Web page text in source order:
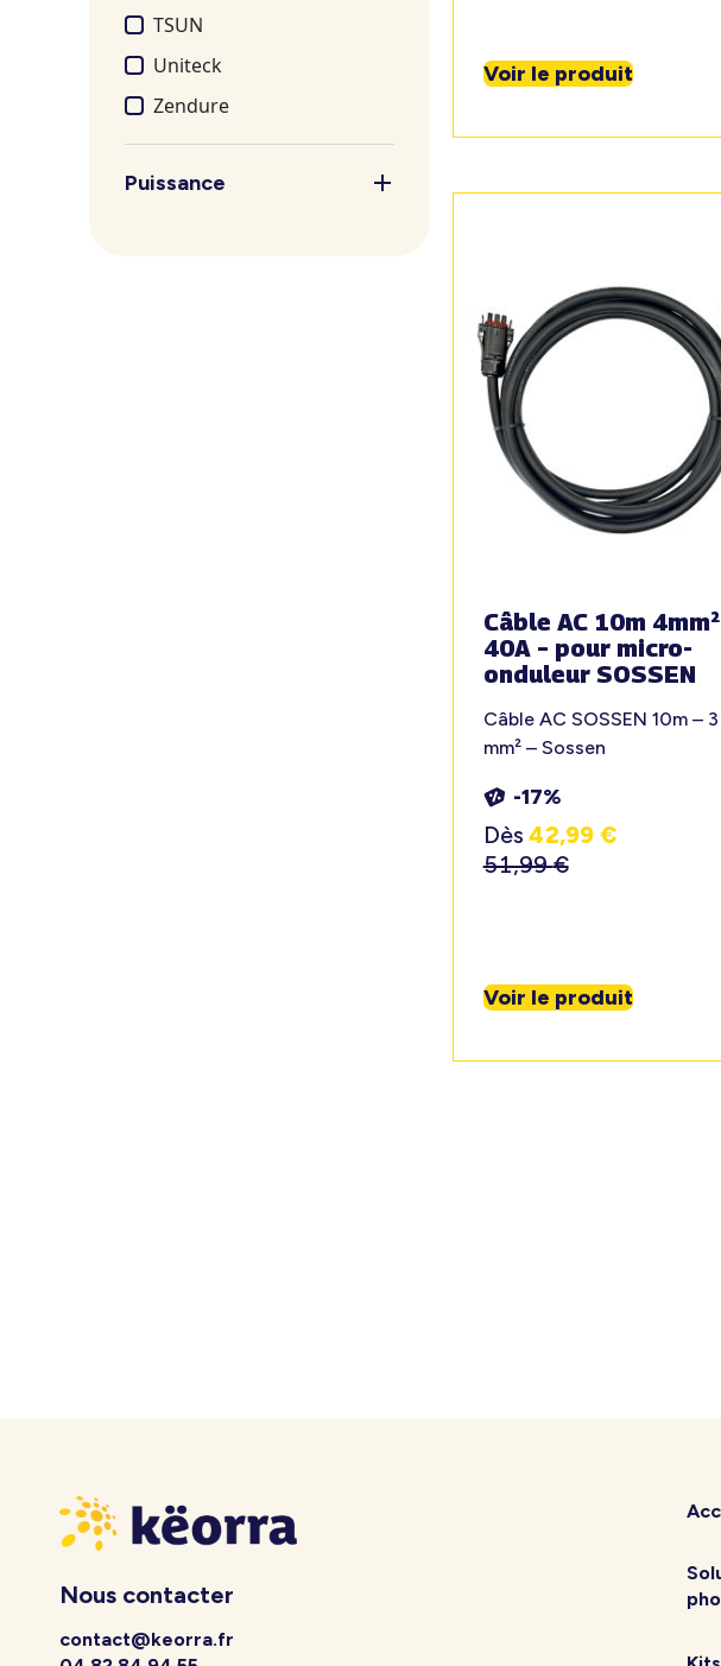
TSUN
Uniteck
Zendure
Puissance
Voir le produit
Câble AC 10m 4mm²
40A – pour micro-
onduleur SOSSEN
Câble AC SOSSEN 10m –
mm² – Sossen
-17%
Dès 42,99 €
51,99€
Voir le produit
Nous contacter
contact@keorra.fr